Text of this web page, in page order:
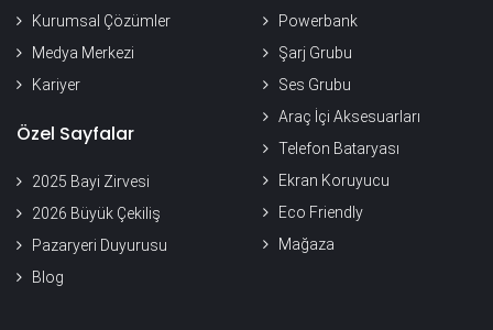
Kurumsal Çözümler
Medya Merkezi
Kariyer
Özel Sayfalar
2025 Bayi Zirvesi
2026 Büyük Çekiliş
Pazaryeri Duyurusu
Blog
Powerbank
Şarj Grubu
Ses Grubu
Araç İçi Aksesuarları
Telefon Bataryası
Ekran Koruyucu
Eco Friendly
Mağaza